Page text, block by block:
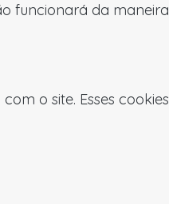
funcionará da
o site. Esses